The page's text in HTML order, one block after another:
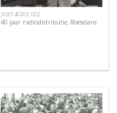
JV20140203_002
40 jaar radiodistributie, Roeselare